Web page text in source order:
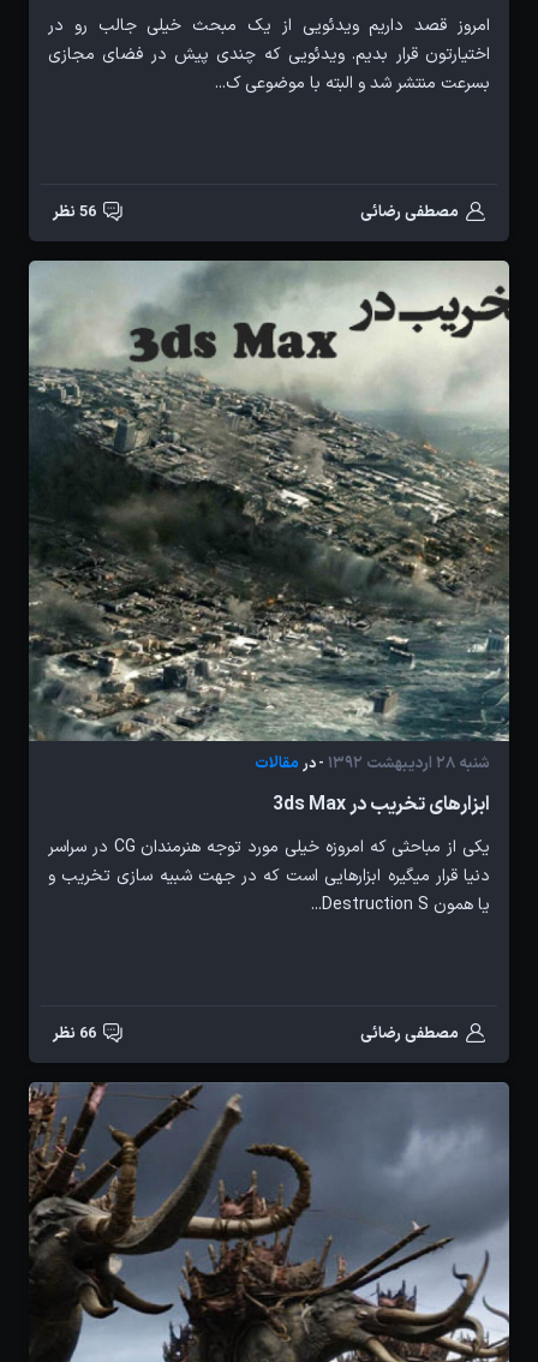
امروز قصد داریم ویدئویی از یک مبحث خیلی جالب رو در
اختیارتون قرار بدیم. ویدئویی که چندی پیش در فضای مجازی
بسرعت منتشر شد و البته با موضوعی ک...
مصطفی رضائی 56 نظر
شنبه 28 اردیبهشت 1392 - در مقالات
ابزارهای تخریب در 3ds Max
یکی از مباحثی که امروزه خیلی مورد توجه هنرمندان CG در سراسر
دنیا قرار میگیره ابزارهایی است که در جهت شبیه سازی تخریب و
یا همون Destruction S...
مصطفی رضائی 66 نظر